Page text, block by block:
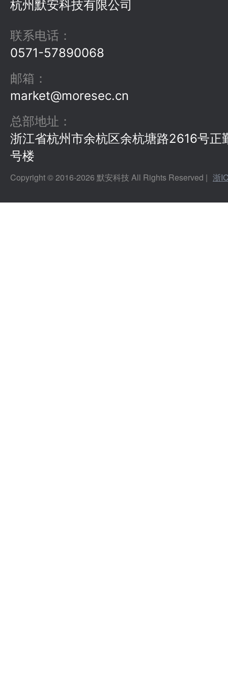
杭州默安科技有限公司
联系电话 ：
0571-57890068
邮箱 ：
market@moresec.cn
总部地址 ：
浙江省杭州市余杭区余杭塘路2616号正
号楼
Copyright © 2016-2026 默安科技 All Rights Reserved | 浙